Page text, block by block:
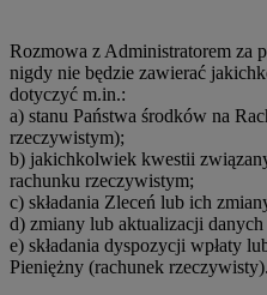
Rozmowa z Administratorem za
nigdy nie będzie zawierać
dotyczyć m.in.:
a) stanu Państwa środków na
rzeczywistym);
b) jakichkolwiek kwestii
rachunku rzeczywistym;
c) składania Zleceń lub ich
d) zmiany lub aktualizacji
e) składania dyspozycji wpłaty
Pieniężny (rachunek rzeczywisty).